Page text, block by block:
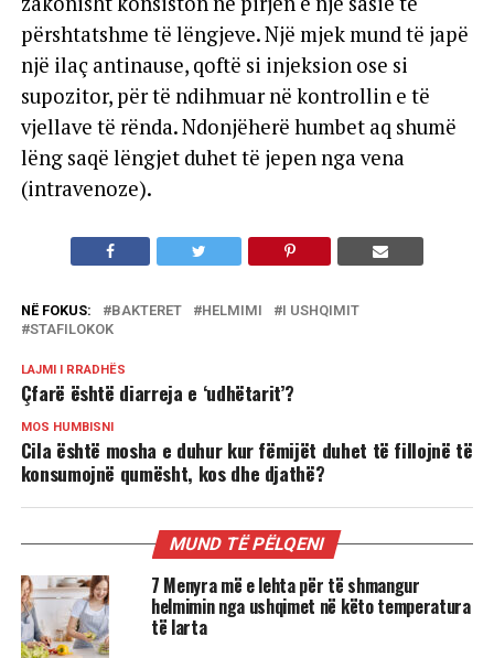
përshtatshme të lëngjeve. Një mjek mund të japë
një ilaç antinause, qoftë si injeksion ose si
supozitor, për të ndihmuar në kontrollin e të
vjellave të rënda. Ndonjëherë humbet aq shumë
lëng saqë lëngjet duhet të jepen nga vena
(intravenoze).
NË FOKUS: BAKTERET HELMIMI
I USHQIMIT
STAFILOKOK
LAJMI I RRADHËS
Çfarë është diarreja e ‘udhëtarit’?
MOS HUMBISNI
Cila është mosha e duhur kur fëmijët duhet të fillojnë të
konsumojnë qumësht, kos dhe djathë?
MUND TË PËLQENI
7 Menyra më e lehta për të shmangur
helmimin nga ushqimet në këto temperatura
të larta